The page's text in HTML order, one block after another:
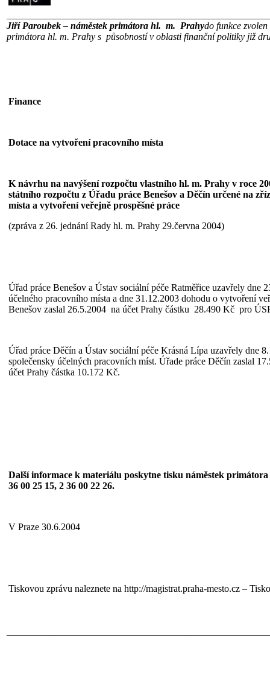
Jiří Paroubek – náměstek primátora hl. m. Prahydo funkce
primátora hl. m. Prahy s působností v oblasti finanční politiky již
Finance
Dotace na vytvoření pracovního místa
K návrhu na navýšení rozpočtu vlastního hl. m. Prahy v roce
státního rozpočtu z Úřadu práce Benešov a Děčín určené na
místa a vytvoření veřejně prospěšné práce
(zpráva z 26. jednání Rady hl. m. Prahy 29.června 2004)
Úřad práce Benešov a Ústav sociální péče Ratměřice uzavřely dne
účelného pracovního místa a dne 31.12.2003 dohodu o vytvoření
Benešov zaslal 26.5.2004 na účet Prahy částku 28.490 Kč pro
Úřad práce Děčín a Ústav sociální péče Krásná Lípa uzavřely dne
společensky účelných pracovních míst. Úřade práce Děčín zaslal
účet Prahy částka 10.172 Kč.
Další informace k materiálu poskytne tisku náměstek
36 00 25 15, 2 36 00 22 26.
V Praze 30.6.2004
Tiskovou zprávu naleznete na http://magistrat.praha-mesto.cz –